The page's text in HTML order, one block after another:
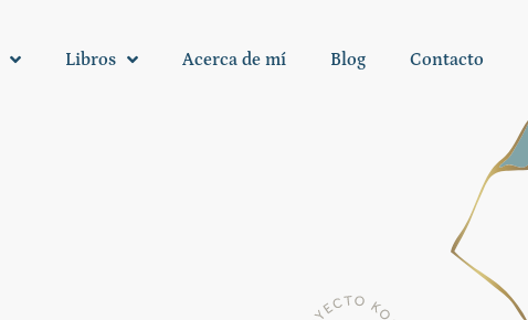
Libros Acerca de mí Blog Contacto